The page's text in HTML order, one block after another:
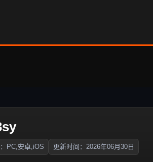
PC,安卓,iOS 更新时间：2026年06月30日